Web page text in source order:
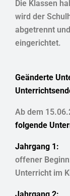
Die Klassen
wird der
abgetrennt
eingerichtet.
Geänderte
Ab dem
folgende
Jahrgang 1:
offener
Unterricht im